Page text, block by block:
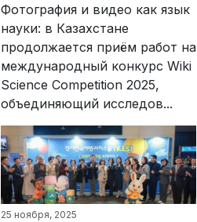
Фотография и видео как язык
науки: в Казахстане
продолжается приём работ на
международный конкурс Wiki
Science Competition 2025,
объединяющий исследов...
25 ноября, 2025